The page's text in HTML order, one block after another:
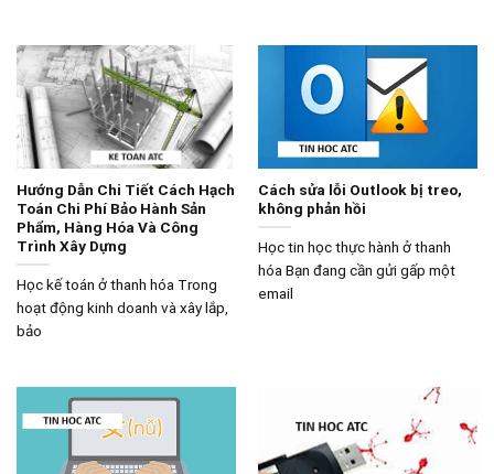
Hướng Dẫn Chi Tiết Cách Hạch
Toán Chi Phí Bảo Hành Sản
Phẩm, Hàng Hóa Và Công
Trình Xây Dựng
Học kế toán ở thanh hóa Trong
hoạt động kinh doanh và xây lắp,
bảo
Cách sửa lỗi Outlook bị treo,
không phản hồi
Học tin học thực hành ở thanh
hóa Bạn đang cần gửi gấp một
email